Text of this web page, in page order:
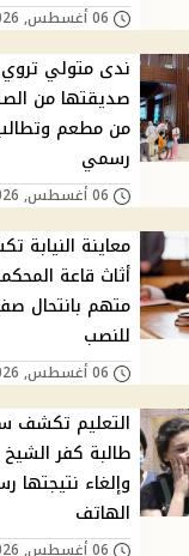
06 أغسطس, 2026 09:25 م
ندى متولي
صديقتها من
من مطعم وتطالب
رسمي
06 أغسطس, 2026 09:08 م
معاينة النيابة
أثاث قاعة
متهم بانتحال
للنصب
06 أغسطس, 2026 08:48 م
التعليم تكشف
طالبة كفر الشيخ
وإلغاء نتيجتها
الهاتف
06 أغسطس, 2026 08:29 م